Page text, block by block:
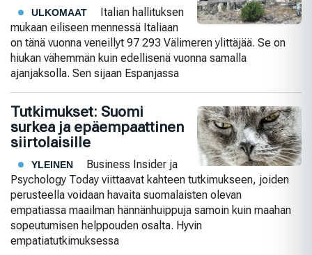
ULKOMAAT
Italian hallituksen
mukaan eiliseen mennessä Italiaan
on tänä vuonna veneillyt 97 293 Välimeren ylittäjää. Se on
hiukan vähemmän kuin edellisenä vuonna samalla
ajanjaksolla. Sen sijaan Espanjassa
Tutkimukset: Suomi
surkea ja epäempaattinen
siirtolaisille
YLEINEN
Business Insider ja
Psychology Today viittaavat kahteen tutkimukseen, joiden
perusteella voidaan havaita suomalaisten olevan
empatiassa maailman hännänhuippuja samoin kuin maahan
sopeutumisen helppouden osalta. Hyvin
empatiatutkimuksessa